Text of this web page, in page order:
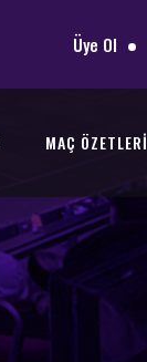
Üye Ol
MAÇ ÖZETLERI